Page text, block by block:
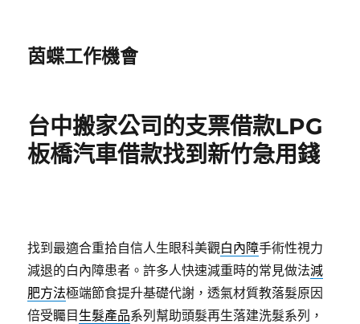
茵蝶工作機會
台中搬家公司的支票借款LPG
板橋汽車借款找到新竹急用錢
找到最適合重拾自信人生眼科美觀白內障手術性視力
減退的白內障患者。許多人快速減重時的常見做法減
肥方法極端節食提升基礎代謝，透氣材質教落髮原因
倍受矚目 生髮產品系列幫助頭髮再生落建洗髮系列，